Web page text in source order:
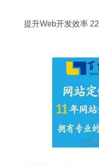
提升Web开发效率